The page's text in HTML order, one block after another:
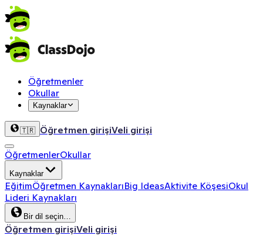
Öğretmenler
Okullar
Kaynaklar
🇹🇷 Öğretmen girişiVeli girişi
ÖğretmenlerOkullar
Kaynaklar
EğitimÖğretmen KaynaklarıBig IdeasAktivite KöşesiOkul
Lideri Kaynakları
Bir dil seçin…
Öğretmen girişiVeli girişi